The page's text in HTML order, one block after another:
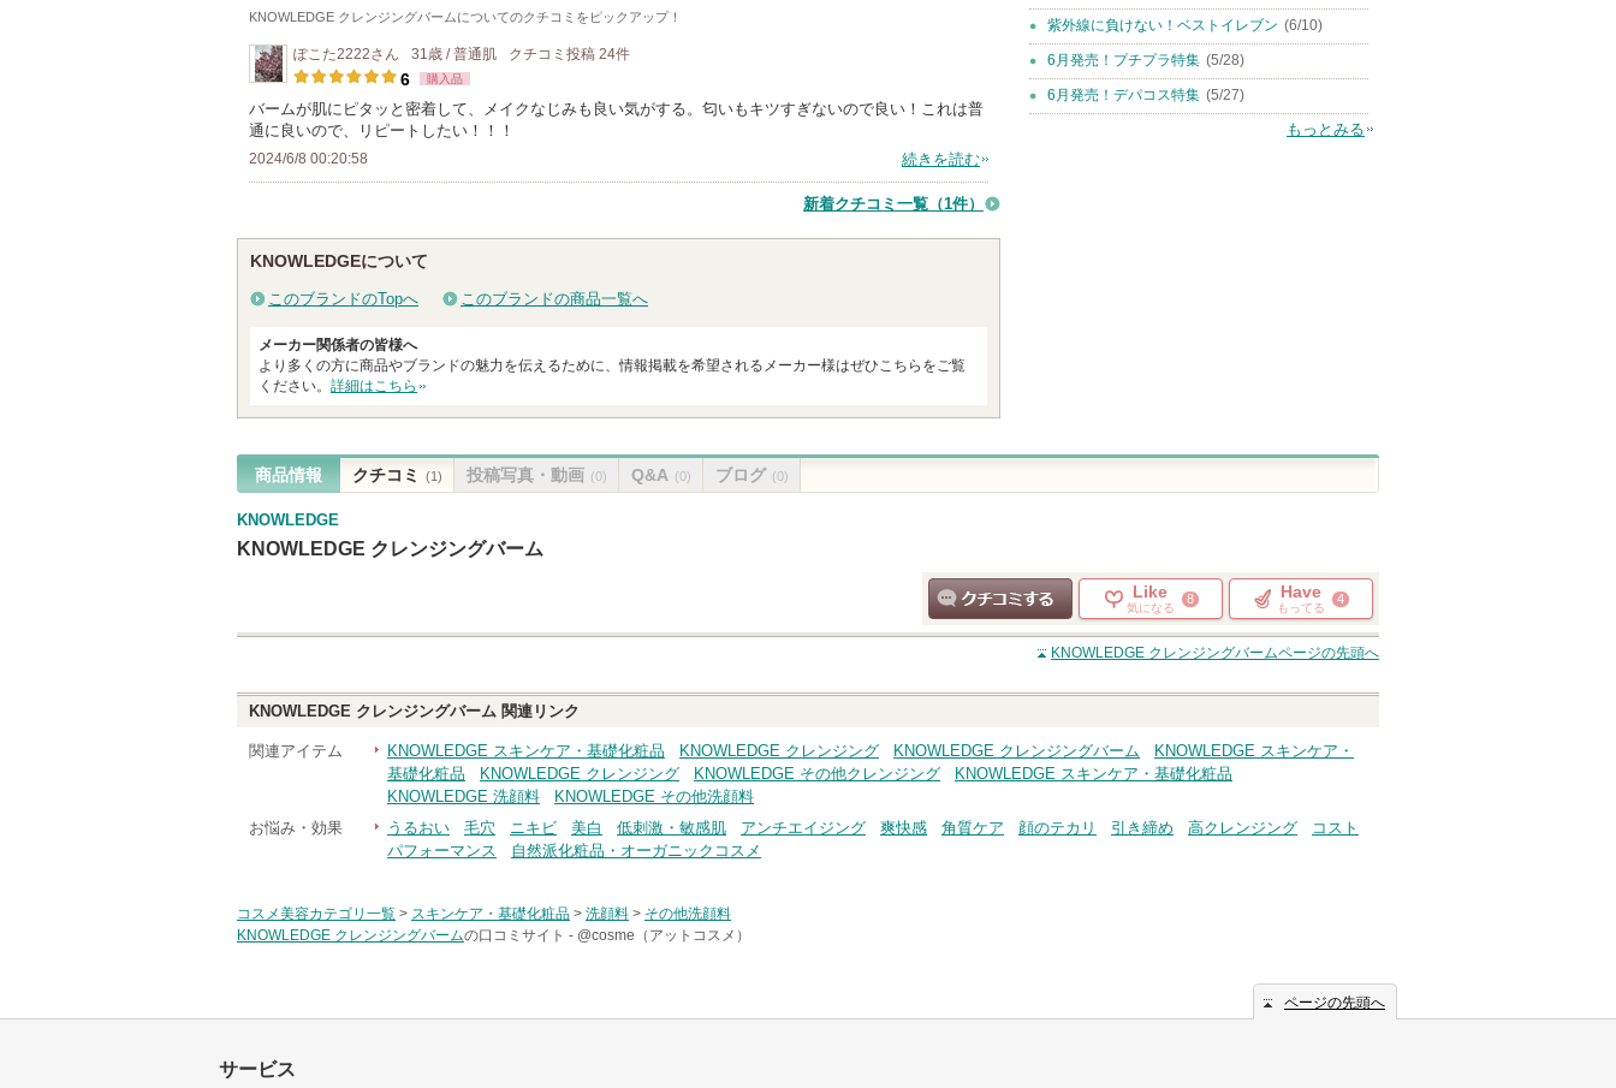
KNOWLEDGE クレンジングバームについてのクチコミをピックアップ！
ぽこた2222さん 31歳 / 普通肌 クチコミ投稿 24件
6 購入品
バームが肌にピタッと密着して、メイクなじみも良い気がする。匂いもキツすぎないので良い！これは普
通に良いので、リピートしたい！！！
2024/6/8 00:20:58 続きを読む
新着クチコミ一覧 （1件）
KNOWLEDGEについて
このブランドのTopへ このブランドの商品一覧へ
メーカー関係者の皆様へ
より多くの方に商品やブランドの魅力を伝えるために、情報掲載を希望されるメーカー様はぜひこちらをご覧
ください。 詳細はこちら
紫外線に負けない！ベストイレブン (6/10)
6月発売！プチプラ特集 (5/28)
6月発売！デパコス特集 (5/27)
もっとみる
商品情報 クチコミ (1) 投稿写真・動画 (0) Q&A (0) ブログ (0)
KNOWLEDGE
KNOWLEDGE クレンジングバーム
クチコミする
Like
気になる
8 Have
もってる
4
KNOWLEDGE クレンジングバームページの先頭へ
KNOWLEDGE クレンジングバーム 関連リンク
関連アイテム KNOWLEDGE スキンケア・基礎化粧品 KNOWLEDGE クレンジング KNOWLEDGE クレンジングバーム
KNOWLEDGE スキンケア・
基礎化粧品
KNOWLEDGE クレンジング KNOWLEDGE その他クレンジング
KNOWLEDGE スキンケア・基礎化粧品
KNOWLEDGE 洗顔料
KNOWLEDGE その他洗顔料
お悩み・効果
うるおい 毛穴 ニキビ 美白 低刺激・敏感肌 アンチエイジング 爽快感 角質ケア 顔のテカリ 引き締め 高クレンジング
コスト
パフォーマンス
自然派化粧品・オーガニックコスメ
コスメ美容カテゴリ一覧 > スキンケア・基礎化粧品 > 洗顔料 > その他洗顔料
KNOWLEDGE クレンジングバームの口コミサイト - @cosme（アットコスメ）
ページの先頭へ
サービス